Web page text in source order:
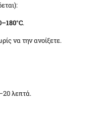
.
να την ανοίξετε.
λεπτά.